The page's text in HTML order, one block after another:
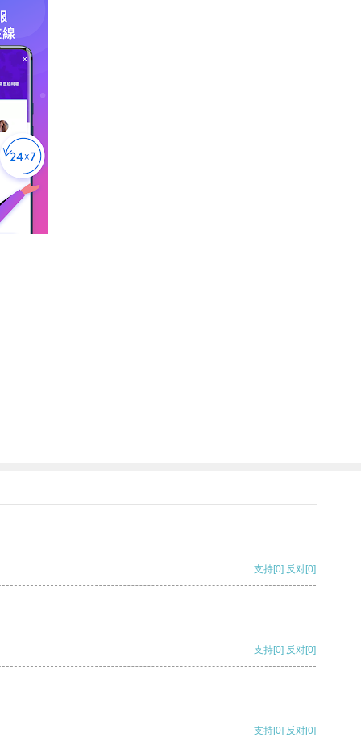
支持[0] 反对[0]
支持[0] 反对[0]
支持[0] 反对[0]